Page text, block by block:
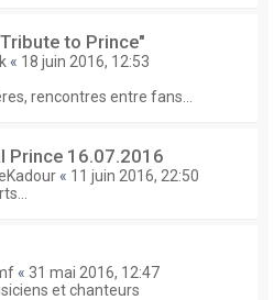
to Prince"
« 18 juin 2016, 12:53
rencontres entre fans...
Prince 16.07.2016
« 11 juin 2016, 22:50
« 31 mai 2016, 12:47
et chanteurs